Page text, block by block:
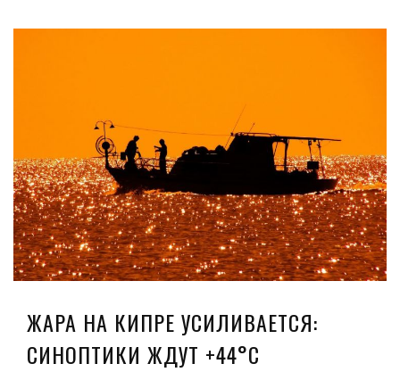
ЖАРА НА КИПРЕ УСИЛИВАЕТСЯ:
СИНОПТИКИ ЖДУТ +44°C